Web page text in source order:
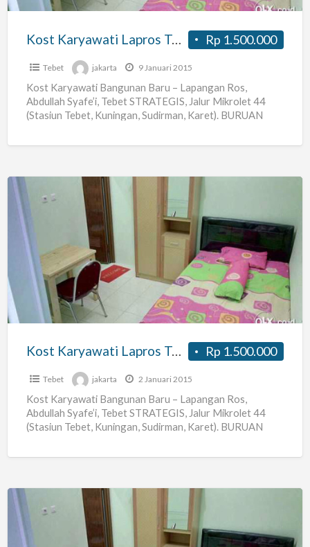
Dlm,lengkap)
Rp 1.500.000
Kost Karyawati Lapros Tebet (ac,k Mdi Dlm,lengkap)
Tebet jakarta 9 Januari 2015
Kost Karyawati Bangunan Baru – Lapangan Ros,
Abdullah Syafe’i, Tebet STRATEGIS, Jalur Mikrolet 44
(Stasiun Tebet, Kuningan, Sudirman, Karet). BURUAN
Kost
Karyawati
Lapros
Tebet
(ac,k
Mdi
Dlm,lengkap)
Rp 1.500.000
Kost Karyawati Lapros Tebet (ac,k Mdi Dlm,lengkap)
Tebet jakarta 2 Januari 2015
Kost Karyawati Bangunan Baru – Lapangan Ros,
Abdullah Syafe’i, Tebet STRATEGIS, Jalur Mikrolet 44
(Stasiun Tebet, Kuningan, Sudirman, Karet). BURUAN
Kost
Pasutri